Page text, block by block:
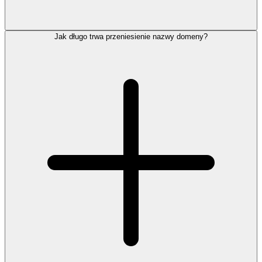
Jak długo trwa przeniesienie nazwy domeny?